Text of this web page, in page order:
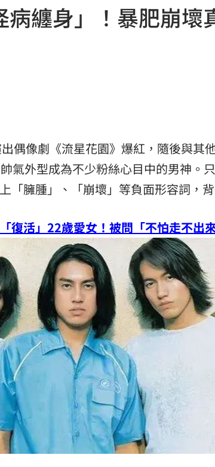
首 頭掛樹上示警 22:07
美食重新上架
女無法自主呼吸
叔斧砍死頭掛樹
菜2週後險洗腎 21:49
署揭「降雨熱區」 21:42
北離世 享壽70歲 21:21
8校明停課但上班 21:20
心後輩太帥壓力大 21:12
醫診斷出罕見疾病 21:10
播
奢大道」逐漸成形 12:00
病纏身」！暴肥崩
偶像劇《流星花園》爆紅，隨後與其
氣外型成為不少粉絲心目中的男神。
「臃腫」、「崩壞」等負面形容詞，
復活」22歲愛女！被問「不怕走不出